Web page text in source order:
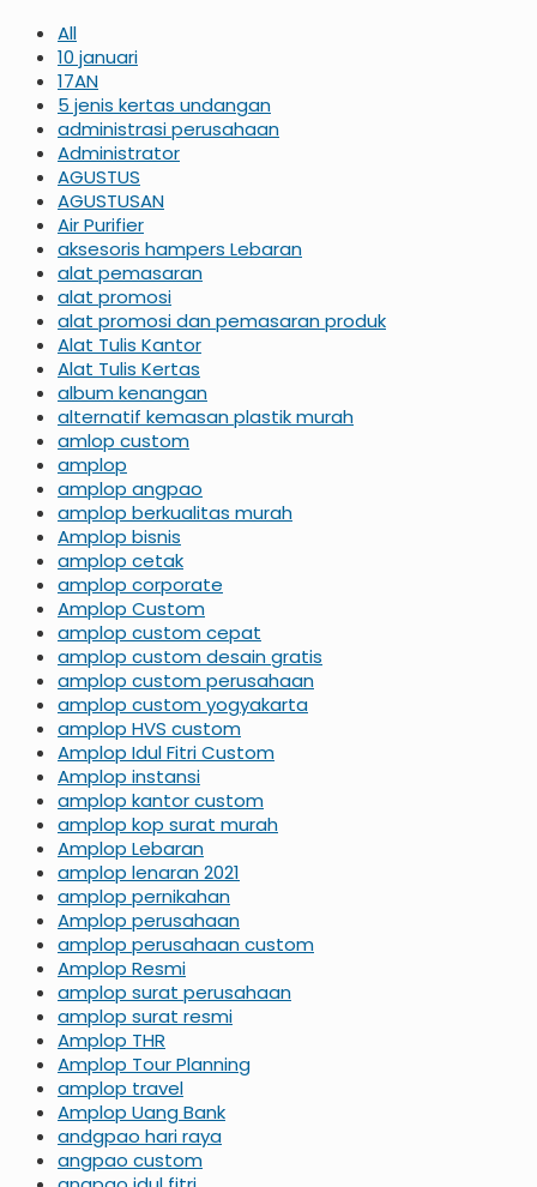
All
10 januari
17AN
5 jenis kertas undangan
administrasi perusahaan
Administrator
AGUSTUS
AGUSTUSAN
Air Purifier
aksesoris hampers Lebaran
alat pemasaran
alat promosi
alat promosi dan pemasaran produk
Alat Tulis Kantor
Alat Tulis Kertas
album kenangan
alternatif kemasan plastik murah
amlop custom
amplop
amplop angpao
amplop berkualitas murah
Amplop bisnis
amplop cetak
amplop corporate
Amplop Custom
amplop custom cepat
amplop custom desain gratis
amplop custom perusahaan
amplop custom yogyakarta
amplop HVS custom
Amplop Idul Fitri Custom
Amplop instansi
amplop kantor custom
amplop kop surat murah
Amplop Lebaran
amplop lenaran 2021
amplop pernikahan
Amplop perusahaan
amplop perusahaan custom
Amplop Resmi
amplop surat perusahaan
amplop surat resmi
Amplop THR
Amplop Tour Planning
amplop travel
Amplop Uang Bank
andgpao hari raya
angpao custom